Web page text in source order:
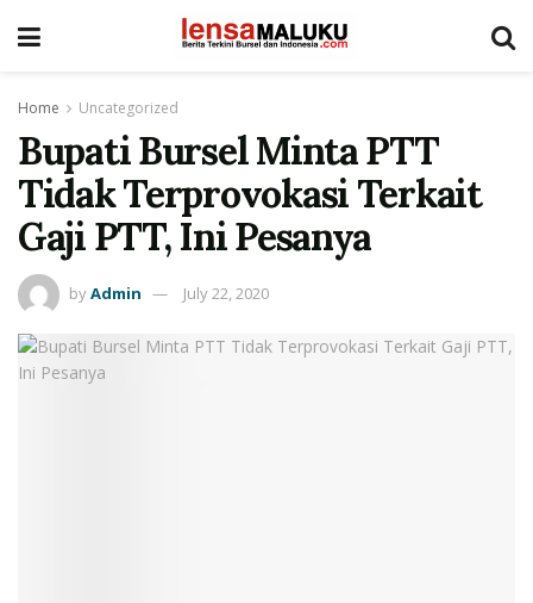
Home Uncategorized
Bupati Bursel Minta PTT
Tidak Terprovokasi Terkait
Gaji PTT, Ini Pesanya
byAdmin July 22, 2020